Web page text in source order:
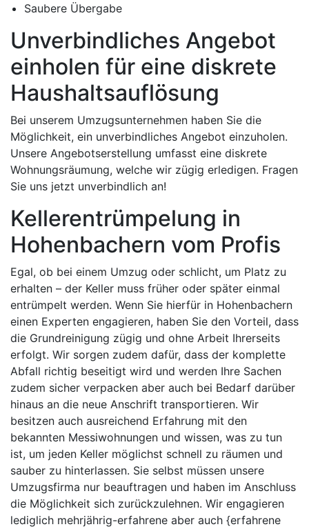
Saubere Übergabe
Unverbindliches Angebot
einholen für eine diskrete
Haushaltsauflösung
Bei unserem Umzugsunternehmen haben Sie die
Möglichkeit, ein unverbindliches Angebot einzuholen.
Unsere Angebotserstellung umfasst eine diskrete
Wohnungsräumung, welche wir zügig erledigen. Fragen
Sie uns jetzt unverbindlich an!
Kellerentrümpelung in
Hohenbachern vom Profis
Egal, ob bei einem Umzug oder schlicht, um Platz zu
erhalten – der Keller muss früher oder später einmal
entrümpelt werden. Wenn Sie hierfür in Hohenbachern
einen Experten engagieren, haben Sie den Vorteil, dass
die Grundreinigung zügig und ohne Arbeit Ihrerseits
erfolgt. Wir sorgen zudem dafür, dass der komplette
Abfall richtig beseitigt wird und werden Ihre Sachen
zudem sicher verpacken aber auch bei Bedarf darüber
hinaus an die neue Anschrift transportieren. Wir
besitzen auch ausreichend Erfahrung mit den
bekannten Messiwohnungen und wissen, was zu tun
ist, um jeden Keller möglichst schnell zu räumen und
sauber zu hinterlassen. Sie selbst müssen unsere
Umzugsfirma nur beauftragen und haben im Anschluss
die Möglichkeit sich zurückzulehnen. Wir engagieren
lediglich mehrjährig-erfahrene aber auch {erfahrene